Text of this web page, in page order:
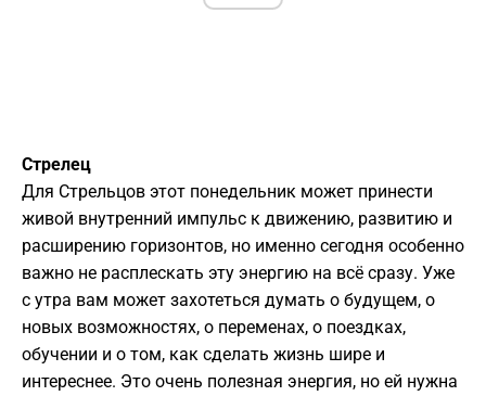
Стрелец
Для Стрельцов этот понедельник может принести
живой внутренний импульс к движению, развитию и
расширению горизонтов, но именно сегодня особенно
важно не расплескать эту энергию на всё сразу. Уже
с утра вам может захотеться думать о будущем, о
новых возможностях, о переменах, о поездках,
обучении и о том, как сделать жизнь шире и
интереснее. Это очень полезная энергия, но ей нужна